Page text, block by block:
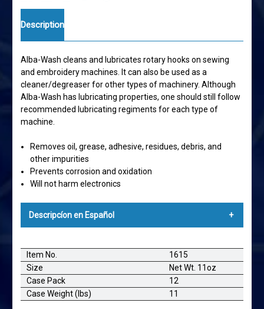
Description
Alba-Wash cleans and lubricates rotary hooks on sewing
and embroidery machines. It can also be used as a
cleaner/degreaser for other types of machinery. Although
Alba-Wash has lubricating properties, one should still follow
recommended lubricating regiments for each type of
machine.
Removes oil, grease, adhesive, residues, debris, and
other impurities
Prevents corrosion and oxidation
Will not harm electronics
Descripcíon en Español
Limpiador/Lubricante de Garfio)
Alba-Wash limpia y lubrica garfios rotatorios en
máquinas de coser y bordadoras. También se puede
utilizar como limpiador/desengrasante para otros tipos
Item No.
1615
Size
Net Wt. 11oz
Case Pack
12
Case Weight (lbs)
11